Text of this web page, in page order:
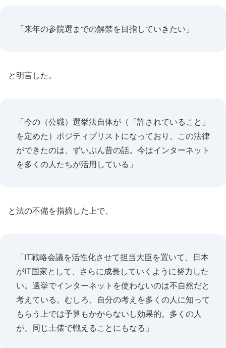
「来年の参院選までの解禁を目指していきたい」
と明言した。
「今の（公職）選挙法自体が（「許されていること」
を定めた）ポジティブリストになっており、この法律
ができたのは、ずいぶん昔の話。今はインターネット
を多くの人たちが活用している」
と法の不備を指摘した上で、
「IT戦略会議を活性化させて担当大臣を置いて、日本
がIT国家として、さらに成長していくように努力した
い。選挙でインターネットを使わないのは不自然だと
考えている。むしろ、自分の考えを多くの人に知って
もらう上では予算もかからないし効果的。多くの人
が、同じ土俵で戦えることにもなる」